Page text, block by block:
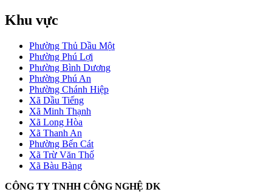
Khu vực
Phường Thủ Dầu Một
Phường Phú Lợi
Phường Bình Dương
Phường Phú An
Phường Chánh Hiệp
Xã Dầu Tiếng
Xã Minh Thạnh
Xã Long Hòa
Xã Thanh An
Phường Bến Cát
Xã Trừ Văn Thố
Xã Bàu Bàng
CÔNG TY TNHH CÔNG NGHỆ DK